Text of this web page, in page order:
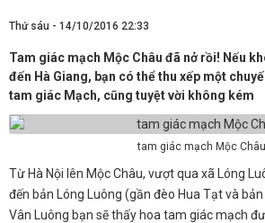
Thứ sáu - 14/10/2016 22:33
Tam giác mạch Mộc Châu đã nở rồi! Nếu
đến Hà Giang, bạn có thể thu xếp một
tam giác Mạch, cũng tuyệt vời không kém
tam giác mạch Mộc Châu
Từ Hà Nội lên Mộc Châu, vượt qua xã Lóng
đến bản Lóng Luông (gần đèo Hua Tạt và
Vân Luông bạn sẽ thấy hoa tam giác mạch